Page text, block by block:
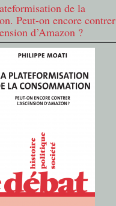
de la
Peut-on encore contrer
d’Amazon ?